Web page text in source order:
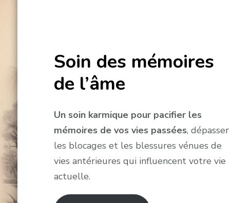
Soin des mémoires
de l’âme
Un soin karmique pour pacifier les
mémoires de vos vies passées, dépasser
les blocages et les blessures vénues de
vies antérieures qui influencent votre vie
actuelle.